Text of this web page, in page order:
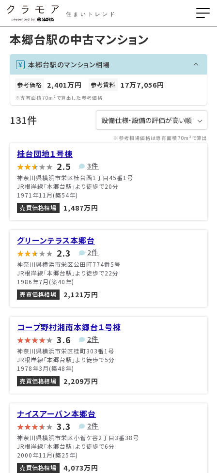
住まいトレンド
本郷台駅の中古マンション
本郷台駅のマンション相場
参考価格 2,401万円 参考賃料 17万7,056円
※専有面積70m²で算出した参考価格
131件
※参考相場価格は専有面積70m²で算出
桂台団地１号棟
2.5 3件
神奈川県横浜市栄区桂台西1丁目45番1号
JR根岸線「本郷台駅」より徒歩で20分
1971年11月(築54年)
売買価格相場
1,487万円
グリーンテラス本郷台
2.3 2件
神奈川県横浜市栄区公田町774番5号
JR根岸線「本郷台駅」より徒歩で22分
1986年7月(築40年)
売買価格相場
2,121万円
コープ野村湘南本郷台１号棟
3.6 2件
神奈川県横浜市栄区桂町303番1号
JR根岸線「本郷台駅」より徒歩で5分
1978年3月(築48年)
売買価格相場
2,209万円
ナイスアーバン本郷台
3.3 2件
神奈川県横浜市栄区小菅ケ谷2丁目3番38号
JR根岸線「本郷台駅」より徒歩で6分
2000年11月(築25年)
売買価格相場
4,073万円